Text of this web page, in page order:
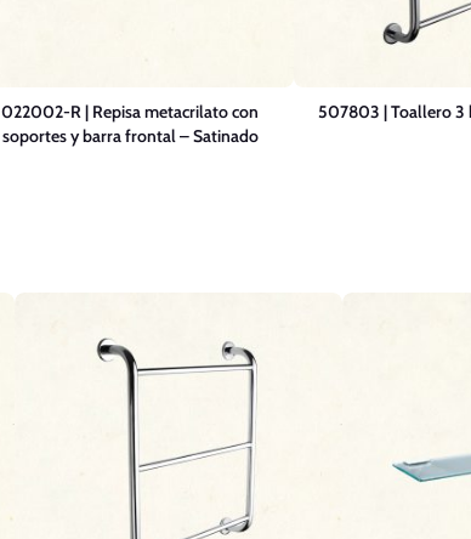
022002-R | Repisa metacrilato con
soportes y barra frontal – Satinado
507803 | Toallero 3